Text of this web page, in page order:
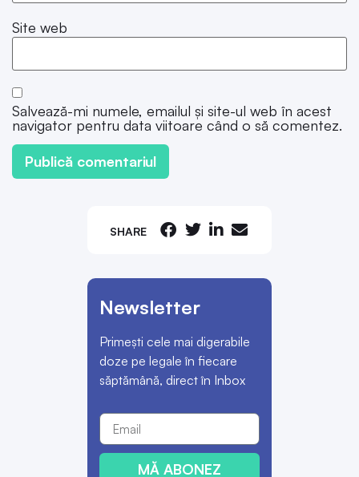
SHARE
Newsletter
Primești cele mai digerabile
doze pe legale în fiecare
săptămână, direct în Inbox
MĂ ABONEZ
Site web
Salvează-mi numele, emailul și site-ul web în acest
navigator pentru data viitoare când o să comentez.